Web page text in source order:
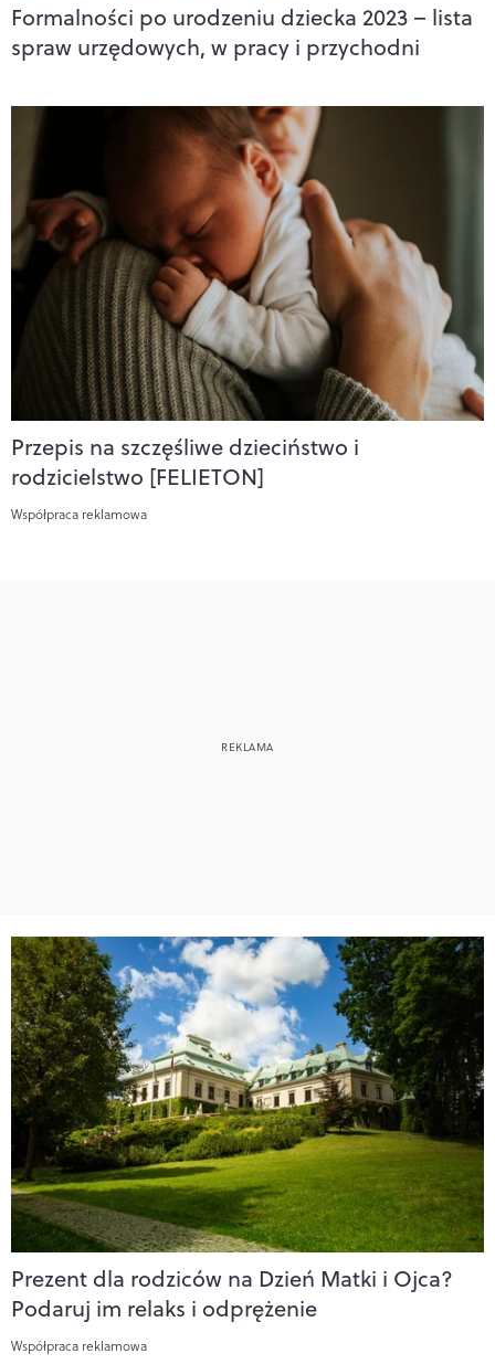
Formalności po urodzeniu dziecka 2023 – lista
spraw urzędowych, w pracy i przychodni
Przepis na szczęśliwe dzieciństwo i
rodzicielstwo [FELIETON]
Współpraca reklamowa
Prezent dla rodziców na Dzień Matki i Ojca?
Podaruj im relaks i odprężenie
Współpraca reklamowa